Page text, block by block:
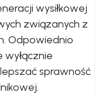
wysiłkowej
związanych z
Odpowiednio
sprawność